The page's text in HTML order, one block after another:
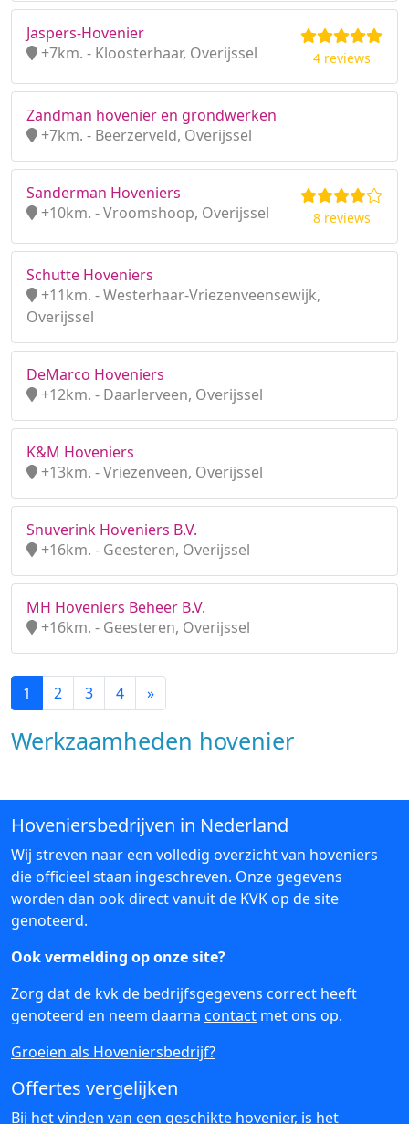
Jaspers-Hovenier
+7km. - Kloosterhaar, Overijssel
4 reviews
Zandman hovenier en grondwerken
+7km. - Beerzerveld, Overijssel
Sanderman Hoveniers
+10km. - Vroomshoop, Overijssel
8 reviews
Schutte Hoveniers
+11km. - Westerhaar-Vriezenveensewijk,
Overijssel
DeMarco Hoveniers
+12km. - Daarlerveen, Overijssel
K&M Hoveniers
+13km. - Vriezenveen, Overijssel
Snuverink Hoveniers B.V.
+16km. - Geesteren, Overijssel
MH Hoveniers Beheer B.V.
+16km. - Geesteren, Overijssel
1 2 3 4 »
Werkzaamheden hovenier
Hoveniersbedrijven in Nederland
Wij streven naar een volledig overzicht van hoveniers
die officieel staan ingeschreven. Onze gegevens
worden dan ook direct vanuit de KVK op de site
genoteerd.
Ook vermelding op onze site?
Zorg dat de kvk de bedrijfsgegevens correct heeft
genoteerd en neem daarna contact met ons op.
Groeien als Hoveniersbedrijf?
Offertes vergelijken
Bij het vinden van een geschikte hovenier, is het